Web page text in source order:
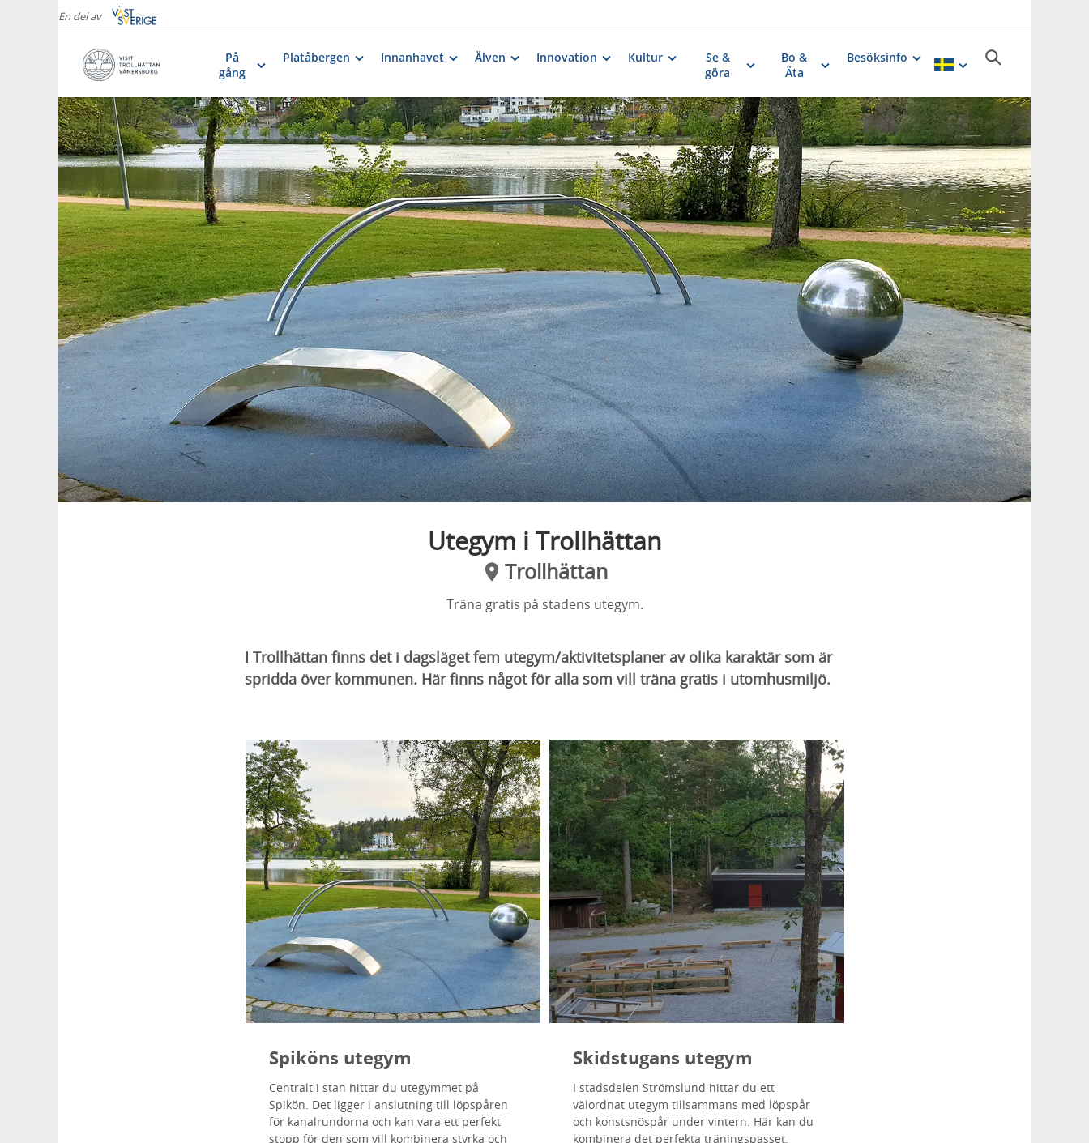
En del av
På
gång
Platåbergen Innanhavet Älven Innovation Kultur
Se &
göra
Bo &
Äta
Besöksinfo
Utegym i Trollhättan
Trollhättan
Träna gratis på stadens utegym.
I Trollhättan finns det i dagsläget fem utegym/aktivitetsplaner av olika karaktär som är
spridda över kommunen. Här finns något för alla som vill träna gratis i utomhusmiljö.
Spiköns utegym
Centralt i stan hittar du utegymmet på
Spikön. Det ligger i anslutning till löpspåren
för kanalrundorna och kan vara ett perfekt
stopp för den som vill kombinera styrka och
Skidstugans utegym
I stadsdelen Strömslund hittar du ett
välordnat utegym tillsammans med löpspår
och konstsnöspår under vintern. Här kan du
kombinera det perfekta träningspasset.